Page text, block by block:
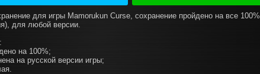
для игры Mamorukun Curse, сохранение пройдено на все 100%
для любой версии.
на 100%;
на русской версии игры;